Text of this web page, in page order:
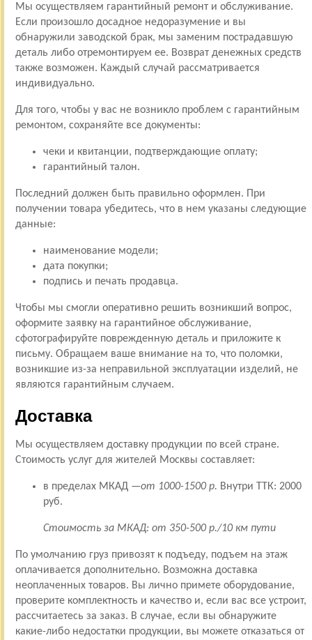
Мы осуществляем гарантийный ремонт и обслуживание.
Если произошло досадное недоразумение и вы
обнаружили заводской брак, мы заменим пострадавшую
деталь либо отремонтируем ее. Возврат денежных средств
также возможен. Каждый случай рассматривается
индивидуально.
Для того, чтобы у вас не возникло проблем с гарантийным
ремонтом, сохраняйте все документы:
чеки и квитанции, подтверждающие оплату;
гарантийный талон.
Последний должен быть правильно оформлен. При
получении товара убедитесь, что в нем указаны следующие
данные:
наименование модели;
дата покупки;
подпись и печать продавца.
Чтобы мы смогли оперативно решить возникший вопрос,
оформите заявку на гарантийное обслуживание,
сфотографируйте поврежденную деталь и приложите к
письму. Обращаем ваше внимание на то, что поломки,
возникшие из-за неправильной эксплуатации изделий, не
являются гарантийным случаем.
Доставка
Мы осуществляем доставку продукции по всей стране.
Стоимость услуг для жителей Москвы составляет:
в пределах МКАД —от 1000-1500 р. Внутри ТТК: 2000
руб.
Стоимость за МКАД: от 350-500 р./10 км пути
По умолчанию груз привозят к подъеду, подъем на этаж
оплачивается дополнительно. Возможна доставка
неоплаченных товаров. Вы лично примете оборудование,
проверите комплектность и качество и, если вас все устроит,
рассчитаетесь за заказ. В случае, если вы обнаружите
какие-либо недостатки продукции, вы можете отказаться от